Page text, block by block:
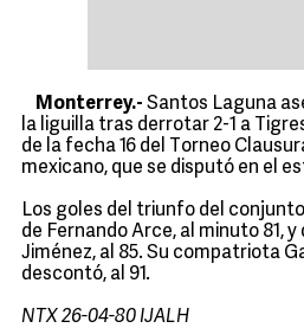
Monterrey.- Santos Laguna
la liguilla tras derrotar 2-1 a
de la fecha 16 del Torneo
mexicano, que se disputó en el
Los goles del triunfo del
de Fernando Arce, al minuto 81,
Jiménez, al 85. Su compatriota
descontó, al 91.
NTX 26-04-80 IJALH